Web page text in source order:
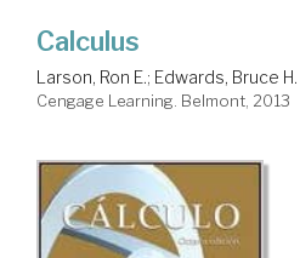
Calculus
Larson, Ron E.; Edwards, Bruce H.
Cengage Learning. Belmont, 2013